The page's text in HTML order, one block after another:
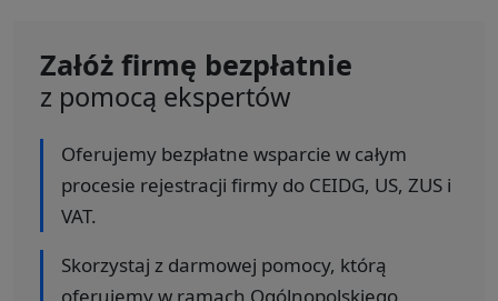
Załóż firmę bezpłatnie
z pomocą ekspertów
Oferujemy bezpłatne wsparcie w całym
procesie rejestracji firmy do CEIDG, US, ZUS i
VAT.
Skorzystaj z darmowej pomocy, którą
oferujemy w ramach Ogólnopolskiego